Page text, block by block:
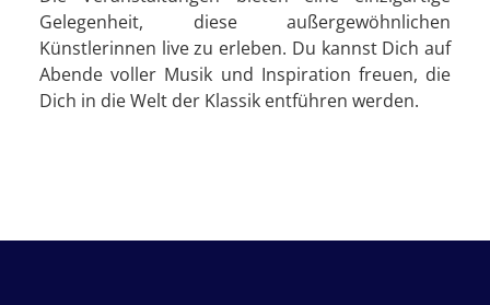
Gelegenheit, diese außergewöhnlichen
Künstlerinnen live zu erleben. Du kannst Dich auf
Abende voller Musik und Inspiration freuen, die
Dich in die Welt der Klassik entführen werden.